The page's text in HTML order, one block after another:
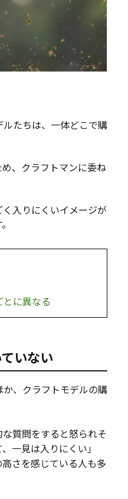
たちは、一体どこで購
、クラフトマンに委ね
入りにくいイメージが
に異なる
いない
、クラフトモデルの購
質問をすると怒られそ
一見は入りにくい」
さを感じている人も多